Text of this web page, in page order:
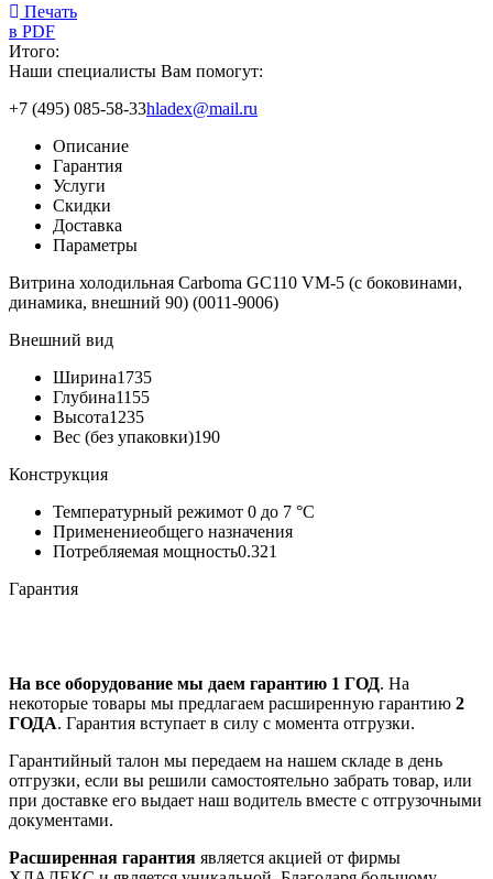
Печать
в PDF
Итого:
Наши специалисты Вам помогут:
+7 (495) 085-58-33hladex@mail.ru
Описание
Гарантия
Услуги
Скидки
Доставка
Параметры
Витрина холодильная Carboma GC110 VM-5 (с боковинами,
динамика, внешний 90) (0011-9006)
Внешний вид
Ширина1735
Глубина1155
Высота1235
Вес (без упаковки)190
Конструкция
Температурный режимот 0 до 7 °C
Применениеобщего назначения
Потребляемая мощность0.321
Гарантия
На все оборудование мы даем гарантию 1 ГОД. На
некоторые товары мы предлагаем расширенную гарантию 2
ГОДА. Гарантия вступает в силу с момента отгрузки.
Гарантийный талон мы передаем на нашем складе в день
отгрузки, если вы решили самостоятельно забрать товар, или
при доставке его выдает наш водитель вместе с отгрузочными
документами.
Расширенная гарантия является акцией от фирмы